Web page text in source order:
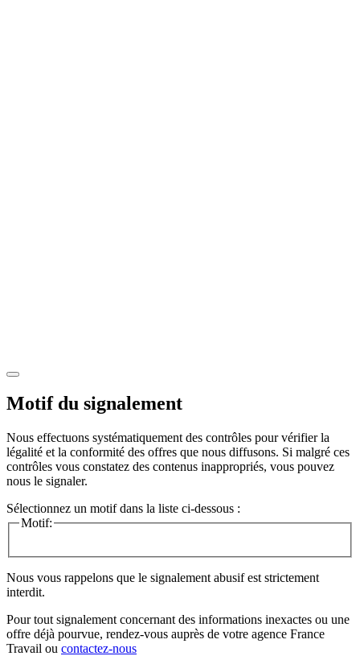
Motif du signalement
Nous effectuons systématiquement des contrôles pour vérifier la
légalité et la conformité des offres que nous diffusons. Si malgré ces
contrôles vous constatez des contenus inappropriés, vous pouvez
nous le signaler.
Sélectionnez un motif dans la liste ci-dessous :
Motif:
Nous vous rappelons que le signalement abusif est strictement
interdit.
Pour tout signalement concernant des informations inexactes ou une
offre déjà pourvue, rendez-vous auprès de votre agence France
Travail ou contactez-nous